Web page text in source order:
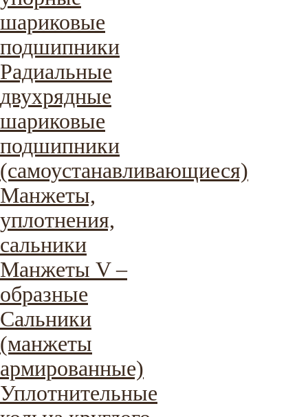
шариковые
подшипники
Радиальные
двухрядные
шариковые
подшипники
(самоустанавливающиеся)
Манжеты,
уплотнения,
сальники
Манжеты V –
образные
Сальники
(манжеты
армированные)
Уплотнительные